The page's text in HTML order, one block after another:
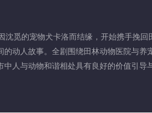
沈觅的宠物犬卡洛而结缘，开始携手挽回
动人故事。全剧围绕田林动物医院与养
人与动物和谐相处具有良好的价值引导